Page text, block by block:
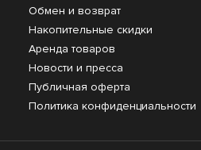
Обмен и возврат
Накопительные скидки
Аренда товаров
Новости и пресса
Публичная оферта
Политика конфиденциальности